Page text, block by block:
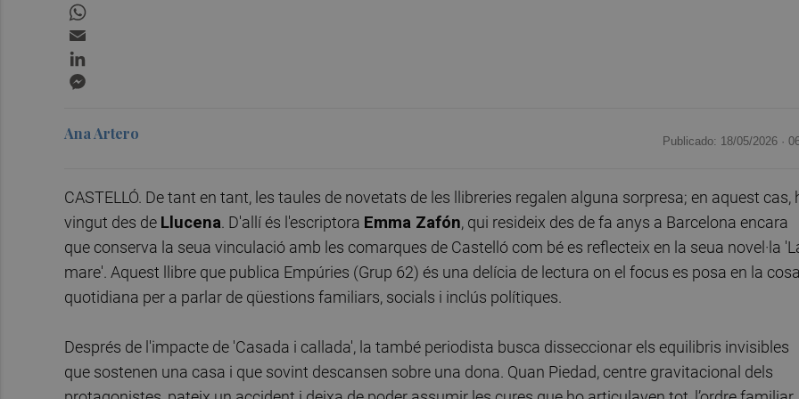
Ana Artero Publicado: 18/05/2026 ·
CASTELLÓ. De tant en tant, les taules de novetats de les llibreries regalen alguna sorpresa; en aquest cas,
vingut des de Llucena. D'allí és l'escriptora Emma Zafón, qui resideix des de fa anys a Barcelona encara
que conserva la seua vinculació amb les comarques de Castelló com bé es reflecteix en la seua novel·la
mare'. Aquest llibre que publica Empúries (Grup 62) és una delícia de lectura on el focus es posa en la
quotidiana per a parlar de qüestions familiars, socials i inclús polítiques.
Després de l'impacte de 'Casada i callada', la també periodista busca disseccionar els equilibris invisibles
que sostenen una casa i que sovint descansen sobre una dona. Quan Piedad, centre gravitacional dels